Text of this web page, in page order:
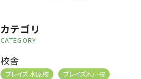
カテゴリ
CATEGORY
校舎
プレイズ 水原校 プレイズ木戸校